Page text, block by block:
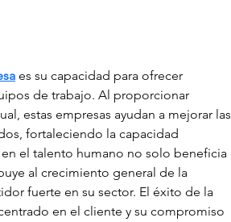
es su capacidad para ofrecer
de trabajo. Al proporcionar
estas empresas ayudan a mejorar las
fortaleciendo la capacidad
el talento humano no solo beneficia
al crecimiento general de la
fuerte en su sector. El éxito de la
en el cliente y su compromiso